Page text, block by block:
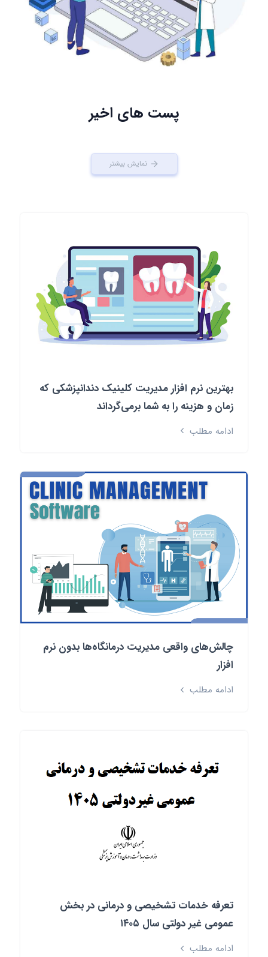
پست های اخیر
نمایش بیشتر
بهترین نرم افزار مدیریت کلینیک دندانپزشکی که
زمان و هزینه را به شما برمی‌گرداند
ادامه مطلب
چالش‌های واقعی مدیریت درمانگاه‌ها بدون نرم
افزار
ادامه مطلب
تعرفه خدمات تشخیصی و درمانی در بخش
عمومی غیر دولتی سال ۱۴۰۵
ادامه مطلب